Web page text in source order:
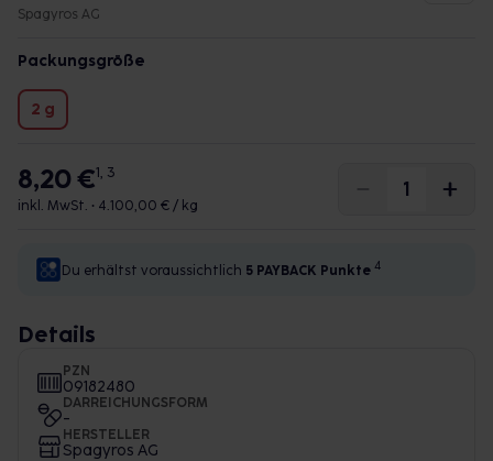
Spagyros AG
Packungsgröße
2 g
8,20 €1, 3
inkl. MwSt. • 4.100,00 € / kg
Du erhältst voraussichtlich 5 PAYBACK Punkte 4
Details
PZN
09182480
DARREICHUNGSFORM
-
HERSTELLER
Spagyros AG